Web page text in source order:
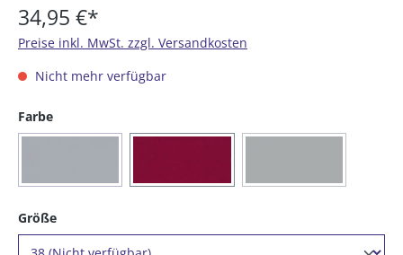
34,95 €*
Preise inkl. MwSt. zzgl. Versandkosten
Nicht mehr verfügbar
Farbeauswählen
Größeauswählen